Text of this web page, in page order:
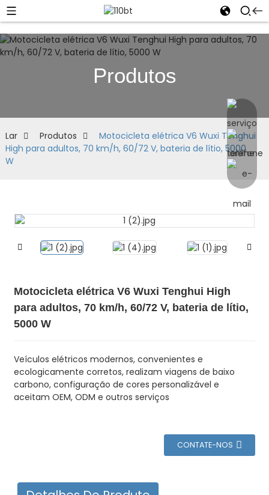
Produtos
Lar Produtos
Motocicleta elétrica V6 Wuxi Tenghui
High para adultos, 70 km/h, 60/72 V, bateria de lítio, 5000
W
Motocicleta elétrica V6 Wuxi Tenghui High
para adultos, 70 km/h, 60/72 V, bateria de lítio,
5000 W
Veículos elétricos modernos, convenientes e
ecologicamente corretos, realizam viagens de baixo
carbono, configuração de cores personalizável e
aceitam OEM, ODM e outros serviços
CONTATE-NOS